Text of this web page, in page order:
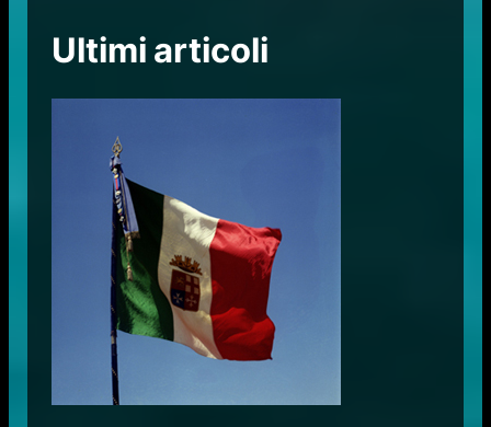
Ultimi articoli